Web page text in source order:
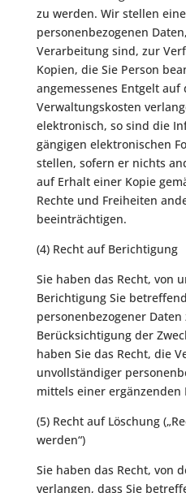
zu werden. Wir stellen
personenbezogenen
Verarbeitung sind, zur
Kopien, die Sie Person
angemessenes Entgelt
Verwaltungskosten
elektronisch, so sind die
gängigen elektronischen
stellen, sofern er nichts
auf Erhalt einer Kopie
Rechte und Freiheiten
beeinträchtigen.
(4) Recht auf Berichtigung
Sie haben das Recht, von
Berichtigung Sie
personenbezogener
Berücksichtigung der
haben Sie das Recht, die
unvollständiger
mittels einer ergänzenden
(5) Recht auf Löschung
werden“)
Sie haben das Recht, von
verlangen, dass Sie